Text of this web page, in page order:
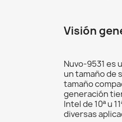
Visión
Nuvo-9531 es
un tamaño de
tamaño
generación
Intel de 10ª u
diversas